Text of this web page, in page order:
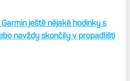
ještě nějaké hodinky s
navždy skončily v propadlišti